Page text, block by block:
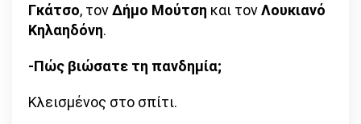
Γκάτσο, τονΔήμο Μούτση και τονΛουκιανό
Κηλαηδόνη.
-Πώς βιώσατε τη πανδημία;
Κλεισμένος στο σπίτι.